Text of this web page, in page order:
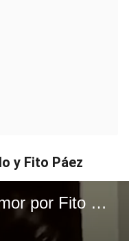
y Fito Páez
Fabiana Cantilo y su amor por Fito Páez